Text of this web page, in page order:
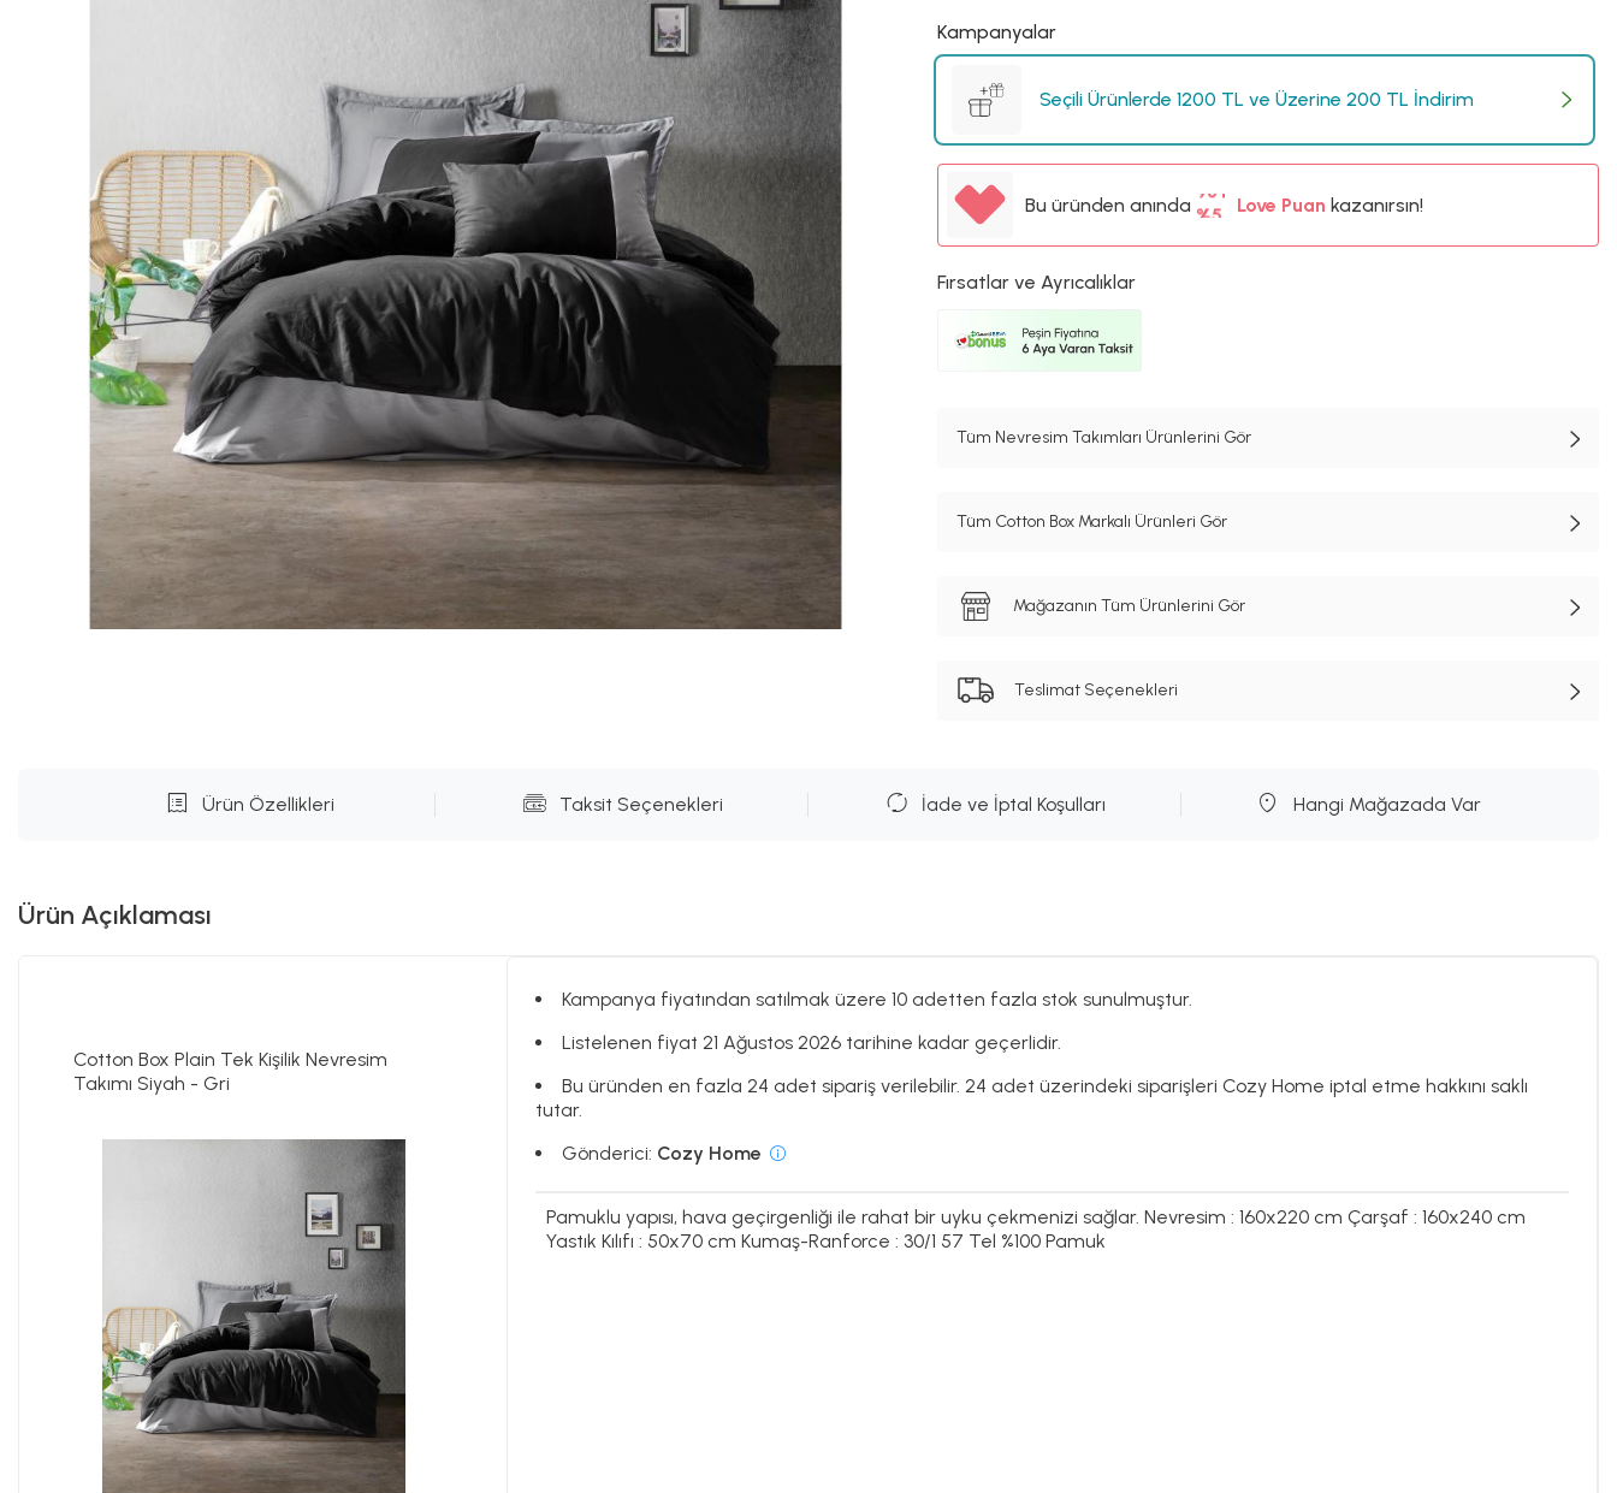
Kampanyalar
Seçili Ürünlerde 1200 TL ve Üzerine 200 TL İndirim
Bu üründen anında %5
%5
Love Puankazanırsın!
Fırsatlar ve Ayrıcalıklar
Tüm Nevresim Takımları Ürünlerini Gör
Tüm Cotton Box Markalı Ürünleri Gör
Mağazanın Tüm Ürünlerini Gör
Teslimat Seçenekleri
Ürün Özellikleri Taksit Seçenekleri İade ve İptal Koşulları Hangi Mağazada Var
Ürün Açıklaması
Cotton Box Plain Tek Kişilik Nevresim
Takımı Siyah - Gri
Kampanya fiyatından satılmak üzere 10 adetten fazla stok sunulmuştur.
Listelenen fiyat 21 Ağustos 2026 tarihine kadar geçerlidir.
Bu üründen en fazla 24 adet sipariş verilebilir. 24 adet üzerindeki siparişleri Cozy Home iptal etme hakkını saklı
tutar.
Gönderici: Cozy Home
Pamuklu yapısı, hava geçirgenliği ile rahat bir uyku çekmenizi sağlar. Nevresim : 160x220 cm Çarşaf : 160x240 cm
Yastık Kılıfı : 50x70 cm Kumaş-Ranforce : 30/1 57 Tel %100 Pamuk